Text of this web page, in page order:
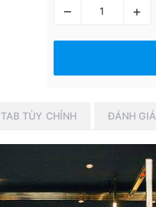
– +
TAB TÙY CHỈNH ĐÁNH GIÁ